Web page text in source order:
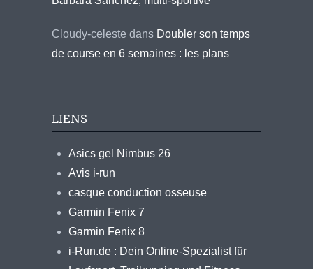
Cloudy-celeste dans Doubler son temps
de course en 6 semaines : les plans
LIENS
Asics gel Nimbus 26
Avis i-run
casque conduction osseuse
Garmin Fenix 7
Garmin Fenix 8
i-Run.de : Dein Online-Spezialist für